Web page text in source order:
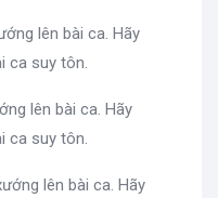
lên bài ca. Hãy
ca suy tôn.
lên bài ca. Hãy
ca suy tôn.
lên bài ca. Hãy